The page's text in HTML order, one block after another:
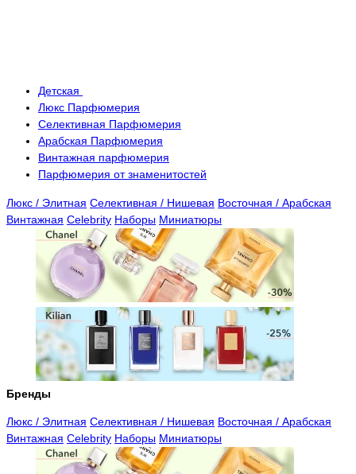
Детская
Люкс Парфюмерия
Селективная Парфюмерия
Арабская Парфюмерия
Винтажная парфюмерия
Парфюмерия от знаменитостей
Люкс / Элитная Селективная / Нишевая Восточная / Арабская
Винтажная Celebrity Наборы Миниатюры
Бренды
Люкс / Элитная Селективная / Нишевая Восточная / Арабская
Винтажная Celebrity Наборы Миниатюры